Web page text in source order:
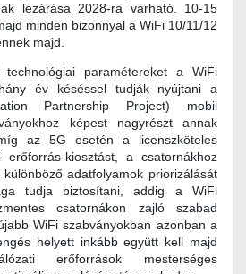
lezárása 2028-ra várható. 10-15
minden bizonnyal a WiFi 10/11/12
majd.
paramétereket a WiFi
év késéssel tudják nyújtani a
Partnership Project) mobil
képest nagyrészt annak
az 5G esetén a licenszköteles
erőforrás-kiosztást, a csatornákhoz
adatfolyamok priorizálását
tudja biztosítani, addig a WiFi
csatornákon zajló szabad
WiFi szabványokban azonban a
helyett inkább együtt kell majd
erőforrások mesterséges